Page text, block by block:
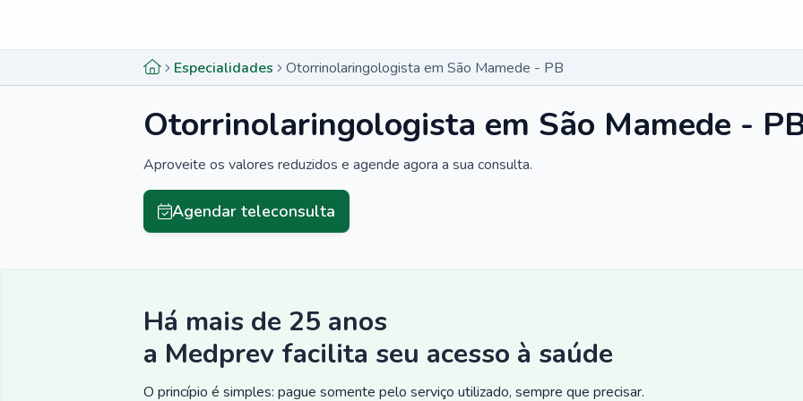
Especialidades Otorrinolaringologista em São Mamede - PB
Otorrinolaringologista em São Mamede -
Aproveite os valores reduzidos e agende agora a sua consulta.
Agendar teleconsulta
Há mais de 25 anos
a Medprev facilita seu acesso à saúde
O princípio é simples: pague somente pelo serviço utilizado, sempre que precisar.